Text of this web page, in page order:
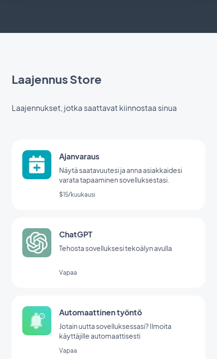
Laajennus Store
Laajennukset, jotka saattavat kiinnostaa sinua
Ajanvaraus
Näytä saatavuutesi ja anna asiakkaidesi
varata tapaaminen sovelluksestasi.
$15/kuukausi
ChatGPT
Tehosta sovelluksesi tekoälyn avulla
Vapaa
Automaattinen työntö
Jotain uutta sovelluksessasi? Ilmoita
käyttäjille automaattisesti
Vapaa